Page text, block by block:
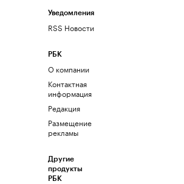
Уведомления
RSS Новости
РБК
О компании
Контактная
информация
Редакция
Размещение
рекламы
Другие
продукты
РБК